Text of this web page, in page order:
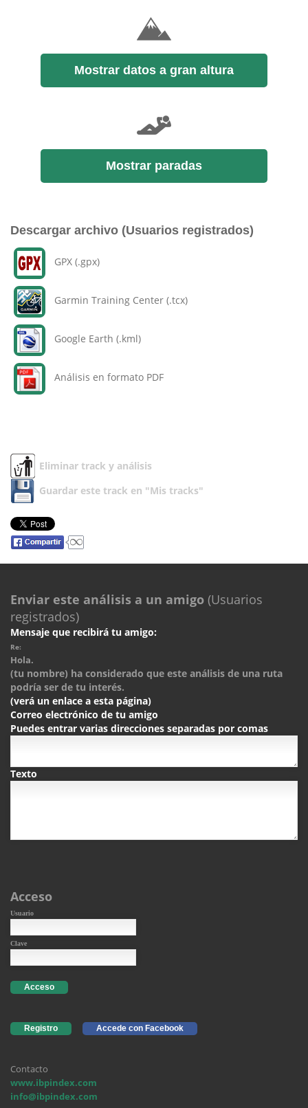
Mostrar datos a gran altura
Mostrar paradas
Descargar archivo (Usuarios registrados)
GPX (.gpx)
Garmin Training Center (.tcx)
Google Earth (.kml)
Análisis en formato PDF
Eliminar track y análisis
Guardar este track en "Mis tracks"
Enviar este análisis a un amigo (Usuarios
registrados)
Mensaje que recibirá tu amigo:
Re:
Hola.
(tu nombre) ha considerado que este análisis de una ruta
podría ser de tu interés.
(verá un enlace a esta página)
Correo electrónico de tu amigo
Puedes entrar varias direcciones separadas por comas
Texto
Acceso
Usuario
Clave
Acceso
Registro Accede con Facebook
Contacto
www.ibpindex.com
info@ibpindex.com